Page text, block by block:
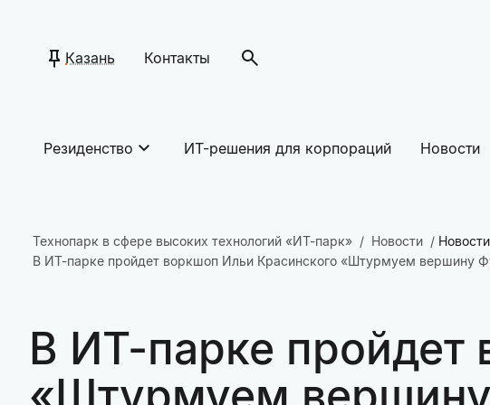
Казань Контакты
Резиденство ИТ-решения для корпораций Новости
Технопарк в сфере высоких технологий «ИТ-парк» Новости
Новости
В ИТ-парке пройдет воркшоп Ильи Красинского «Штурмуем вершину
В ИТ-парке пройдет